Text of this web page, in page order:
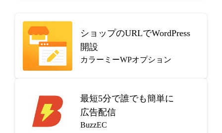
ショップのURLでWordPress
開設
カラーミーWPオプション
最短5分で誰でも簡単に
広告配信
BuzzEC